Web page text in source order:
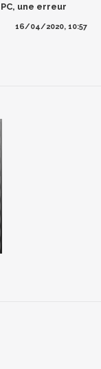
une erreur
16/04/2020, 10:57